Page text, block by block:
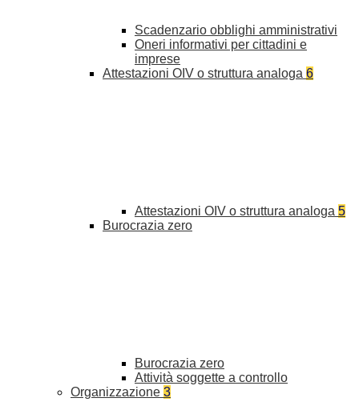
Scadenzario obblighi amministrativi
Oneri informativi per cittadini e
imprese
Attestazioni OIV o struttura analoga 6
Attestazioni OIV o struttura analoga 5
Burocrazia zero
Burocrazia zero
Attività soggette a controllo
Organizzazione 3